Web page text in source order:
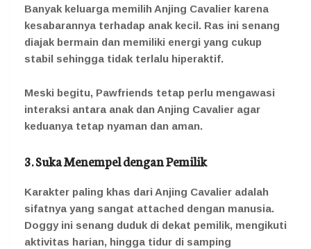
Banyak keluarga memilih Anjing Cavalier karena
kesabarannya terhadap anak kecil. Ras ini senang
diajak bermain dan memiliki energi yang cukup
stabil sehingga tidak terlalu hiperaktif.
Meski begitu, Pawfriends tetap perlu mengawasi
interaksi antara anak dan Anjing Cavalier agar
keduanya tetap nyaman dan aman.
3. Suka Menempel dengan Pemilik
Karakter paling khas dari Anjing Cavalier adalah
sifatnya yang sangat attached dengan manusia.
Doggy ini senang duduk di dekat pemilik, mengikuti
aktivitas harian, hingga tidur di samping